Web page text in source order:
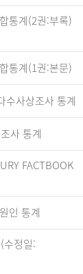
통계(2권:부록)
통계(1권:본문)
수사상조사 통계
사 통계
FACTBOOK
인 통계
수정일: